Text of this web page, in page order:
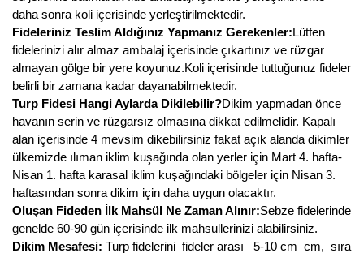
daha sonra koli içerisinde yerleştirilmektedir.
Fideleriniz Teslim Aldığınız Yapmanız Gerekenler:Lütfen
fidelerinizi alır almaz ambalaj içerisinde çıkartınız ve rüzgar
almayan gölge bir yere koyunuz.Koli içerisinde tuttuğunuz fideler
belirli bir zamana kadar dayanabilmektedir.
Turp Fidesi Hangi Aylarda Dikilebilir?Dikim yapmadan önce
havanın serin ve rüzgarsız olmasına dikkat edilmelidir. Kapalı
alan içerisinde 4 mevsim dikebilirsiniz fakat açık alanda dikimler
ülkemizde ılıman iklim kuşağında olan yerler için Mart 4. hafta-
Nisan 1. hafta karasal iklim kuşağındaki bölgeler için Nisan 3.
haftasından sonra dikim için daha uygun olacaktır.
Oluşan Fideden İlk Mahsül Ne Zaman Alınır:Sebze fidelerinde
genelde 60-90 gün içerisinde ilk mahsullerinizi alabilirsiniz.
Dikim Mesafesi: Turp fidelerini fideler arası 5-10 cm cm, sıra